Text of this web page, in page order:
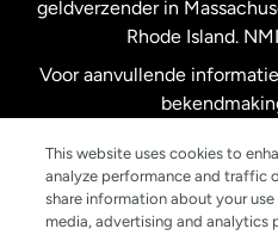
Zweden
geldverzender in
Rhode Island.
Voor aanvullende
This website uses cookies to
analyze performance and traffic
share information about your
media, advertising and analytics